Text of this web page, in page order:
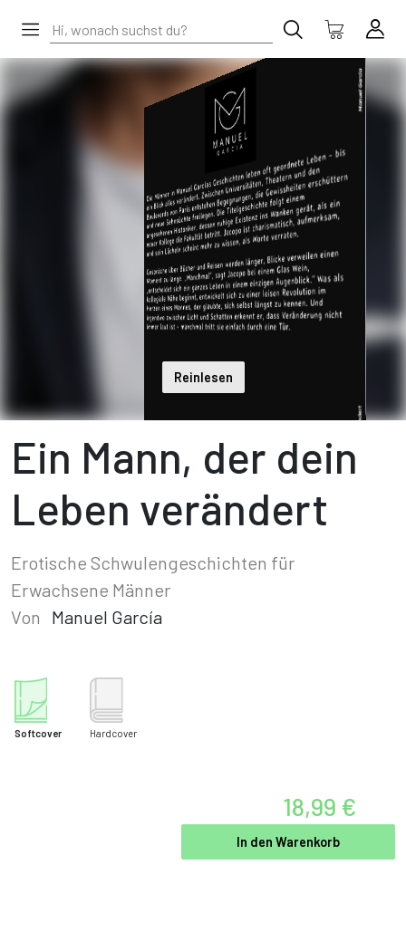
Reinlesen
Ein Mann, der dein
Leben verändert
Erotische Schwulengeschichten für
Erwachsene Männer
Von
Manuel García
Softcover Hardcover
18,99 €
In den Warenkorb